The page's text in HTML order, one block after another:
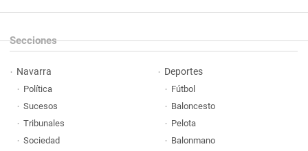
Secciones
Navarra
Política
Sucesos
Tribunales
Sociedad
Deportes
Fútbol
Baloncesto
Pelota
Balonmano